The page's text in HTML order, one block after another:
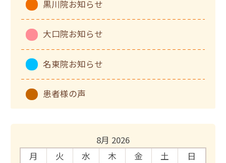
黒川院お知らせ
大口院お知らせ
名東院お知らせ
患者様の声
8月 2026
月
火 水 木 金 土
日